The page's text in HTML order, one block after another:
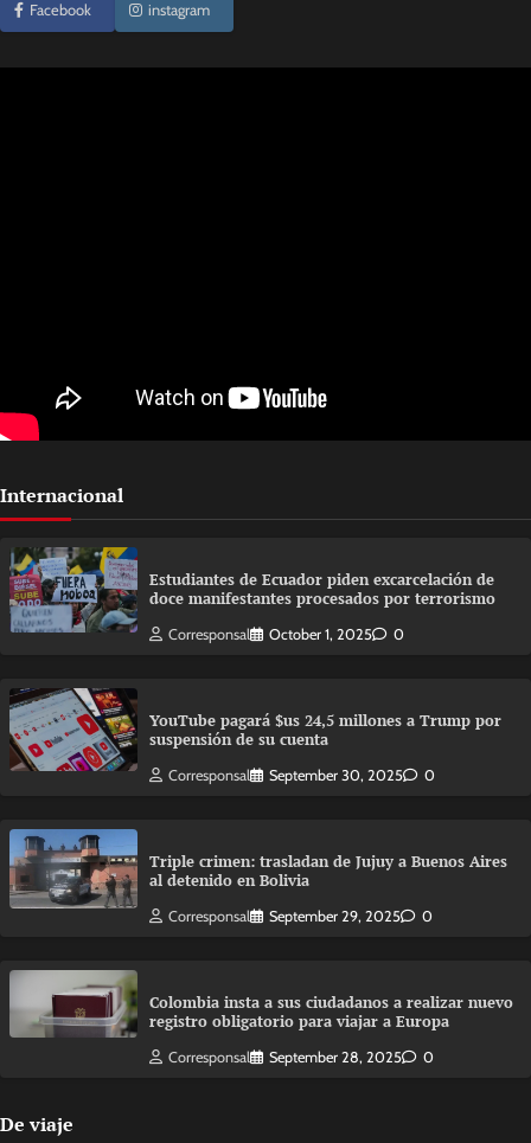
Facebook instagram
Internacional
Estudiantes de Ecuador piden excarcelación de
doce manifestantes procesados por terrorismo
Corresponsal October 1, 2025 0
YouTube pagará $us 24,5 millones a Trump por
suspensión de su cuenta
Corresponsal September 30, 2025 0
Triple crimen: trasladan de Jujuy a Buenos Aires
al detenido en Bolivia
Corresponsal September 29, 2025 0
Colombia insta a sus ciudadanos a realizar nuevo
registro obligatorio para viajar a Europa
Corresponsal September 28, 2025 0
De viaje